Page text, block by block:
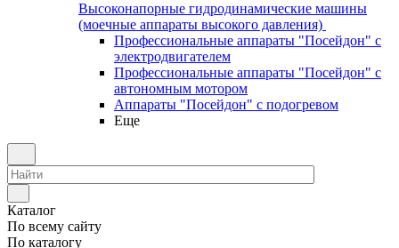
Высоконапорные гидродинамические машины
(моечные аппараты высокого давления)
Профессиональные аппараты "Посейдон" с
электродвигателем
Профессиональные аппараты "Посейдон" с
автономным мотором
Аппараты "Посейдон" с подогревом
Еще
Каталог
По всему сайту
По каталогу